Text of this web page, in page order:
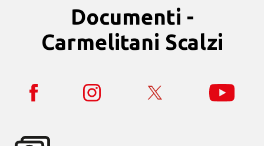
Documenti -
Carmelitani Scalzi